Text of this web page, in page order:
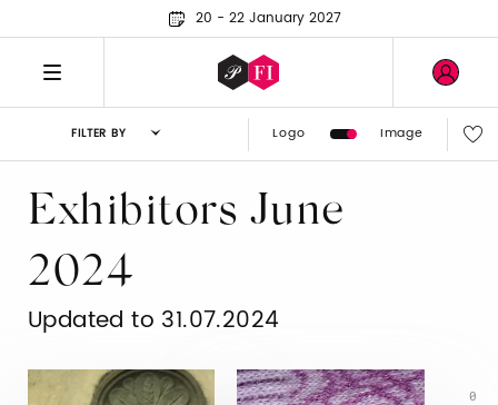
20 - 22 January 2027
FILTER BY Logo Image
0
Exhibitors June
2024
Updated to 31.07.2024